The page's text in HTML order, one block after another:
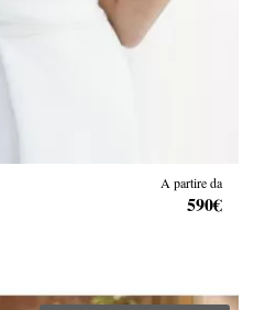
A partire da
590€